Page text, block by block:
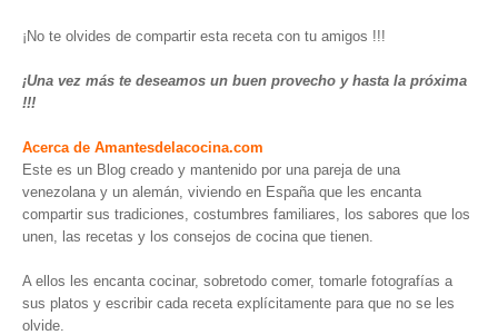
¡No te olvides de compartir esta receta con tu amigos !!!
¡Una vez más te deseamos un buen provecho y hasta la próxima
!!!
Acerca de Amantesdelacocina.com
Este es un Blog creado y mantenido por una pareja de una
venezolana y un alemán, viviendo en España que les encanta
compartir sus tradiciones, costumbres familiares, los sabores que los
unen, las recetas y los consejos de cocina que tienen.
A ellos les encanta cocinar, sobretodo comer, tomarle fotografías a
sus platos y escribir cada receta explícitamente para que no se les
olvide.